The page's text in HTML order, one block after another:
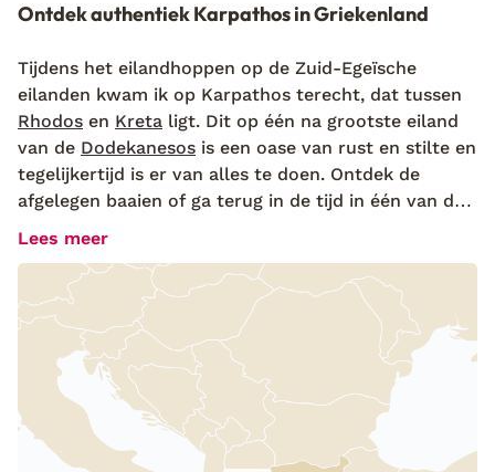
Ontdek authentiek Karpathos in Griekenland
Tijdens het eilandhoppen op de Zuid-Egeïsche
eilanden kwam ik op Karpathos terecht, dat tussen
Rhodos en Kreta ligt. Dit op één na grootste eiland
van de Dodekanesos is een oase van rust en stilte en
tegelijkertijd is er van alles te doen. Ontdek de
afgelegen baaien of ga terug in de tijd in één van de
middeleeuwse bergdorpjes zoals Othos en Pyles,
de vrouwen nog in klederdracht. Trek? Kies dan een
gezellig tafeltje in een van de vele tavernes, waar
lokale specialiteiten worden geserveerd. De Griekse
keuken hier is echt verrukkelijk. Op Karpathos proef
én zie je het oude Griekenland terug in het dagelijks
leven. Dit blijft zó bijzonder!
Karpathos: combineer inspanning met ontspanning
Lees meer